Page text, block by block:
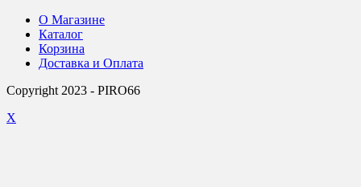
О Магазине
Каталог
Корзина
Доставка и Оплата
Copyright 2023 - PIRO66
X